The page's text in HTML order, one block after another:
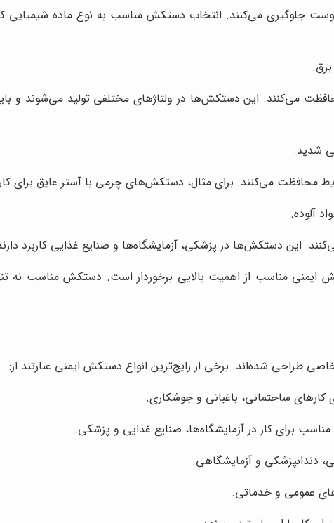
جلوگیری می‌کنند. انتخاب دستکش مناسب به نوع ماده شیمیایی
می‌کنند. این دستکش‌ها در ولتاژهای مختلفی تولید می‌شوند و
شدید.
محافظت می‌کنند. برای مثال، دستکش‌های چرمی با آستر عایق
آلوده.
این دستکش‌ها در پزشکی، آزمایشگاه‌ها و صنایع غذایی کاربرد
مناسب از اهمیت بالایی برخوردار است. دستکش مناسب نه
طراحی شده‌اند. برخی از رایج‌ترین انواع دستکش ایمنی عبارتند از:
ساختمانی، باغبانی و جوشکاری.
برای کار در آزمایشگاه‌ها، صنایع غذایی و پزشکی.
دندانپزشکی و آزمایشگاهی.
عمومی و خدماتی.